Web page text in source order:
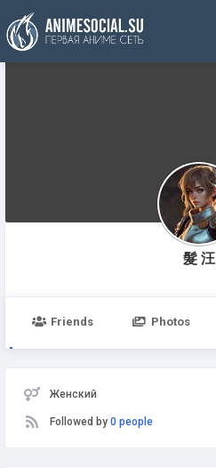
Funding
髮 汪
Friends Photos
Женский
Followed by 0 people